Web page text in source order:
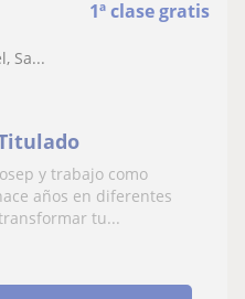
1ª clase gratis
Sa...
y trabajo como
años en diferentes
tu...